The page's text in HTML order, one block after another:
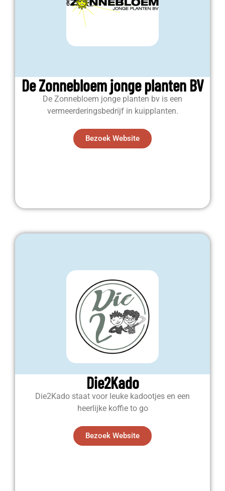
De Zonnebloem jonge planten BV
De Zonnebloem jonge planten bv is een
vermeerderingsbedrijf in kuipplanten.
Bezoek Website
Die2Kado
Die2Kado staat voor leuke kadootjes en een
heerlijke koffie to go
Bezoek Website